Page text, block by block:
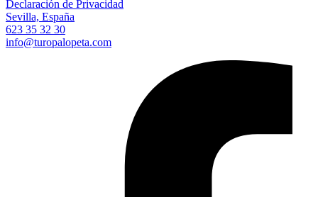
Declaración de Privacidad
Sevilla, España
623 35 32 30
info@turopalopeta.com